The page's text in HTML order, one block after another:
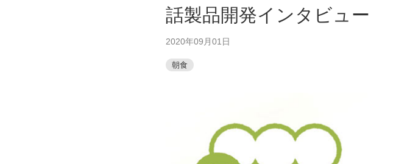
話製品開発インタビュー
2020年09月01日
朝食